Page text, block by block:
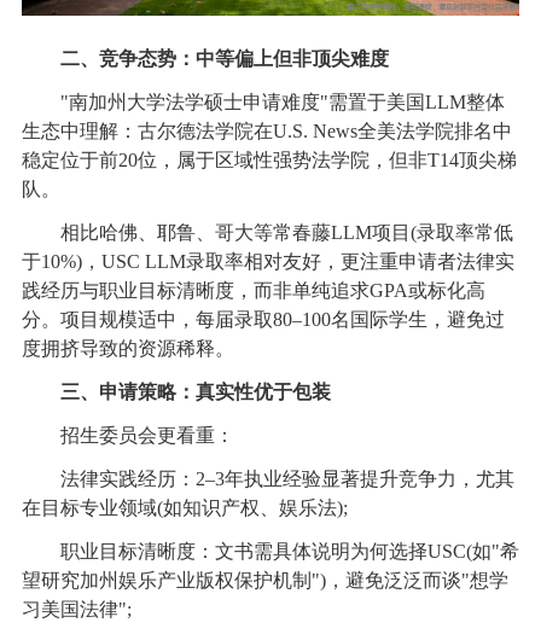
二、竞争态势：中等偏上但非顶尖难度
"南加州大学法学硕士申请难度"需置于美国LLM整体
生态中理解：古尔德法学院在U.S. News全美法学院排名中
稳定位于前20位，属于区域性强势法学院，但非T14顶尖梯
队。
相比哈佛、耶鲁、哥大等常春藤LLM项目(录取率常低
于10%)，USC LLM录取率相对友好，更注重申请者法律实
践经历与职业目标清晰度，而非单纯追求GPA或标化高
分。项目规模适中，每届录取80–100名国际学生，避免过
度拥挤导致的资源稀释。
三、申请策略：真实性优于包装
招生委员会更看重：
法律实践经历：2–3年执业经验显著提升竞争力，尤其
在目标专业领域(如知识产权、娱乐法);
职业目标清晰度：文书需具体说明为何选择USC(如"希
望研究加州娱乐产业版权保护机制")，避免泛泛而谈"想学
习美国法律";